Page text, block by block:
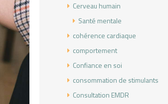
Cerveau humain
Santé mentale
cohérence cardiaque
comportement
Confiance en soi
consommation de stimulants
Consultation EMDR